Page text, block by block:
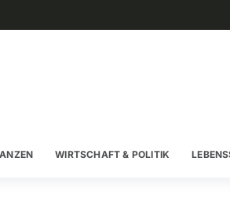
WIRTSCHAFT & POLITIK